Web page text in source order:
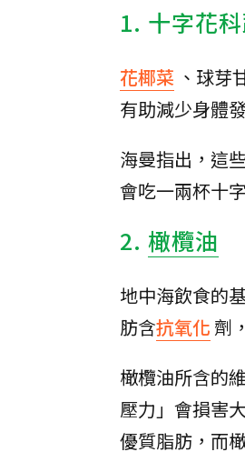
1. 十字花
花椰菜 、球
有助減少身體
海曼指出，這
會吃一兩杯十
2. 橄欖油
地中海飲食的
肪含抗氧化 劑
橄欖油所含的
壓力」會損害
優質脂肪，而